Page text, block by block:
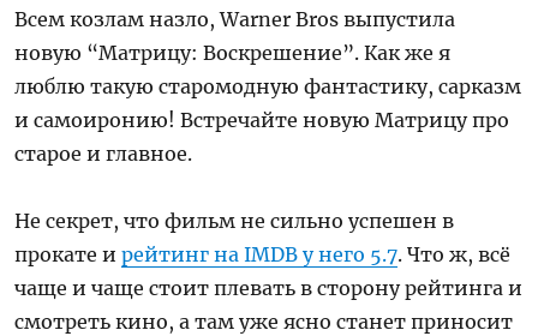
Всем козлам назло, Warner Bros выпустила
новую “Матрицу: Воскрешение”. Как же я
люблю такую старомодную фантастику, сарказм
и самоиронию! Встречайте новую Матрицу про
старое и главное.
Не секрет, что фильм не сильно успешен в
прокате ирейтинг на IMDB у него 5.7. Что ж, всё
чаще и чаще стоит плевать в сторону рейтинга и
смотреть кино, а там уже ясно станет приносит